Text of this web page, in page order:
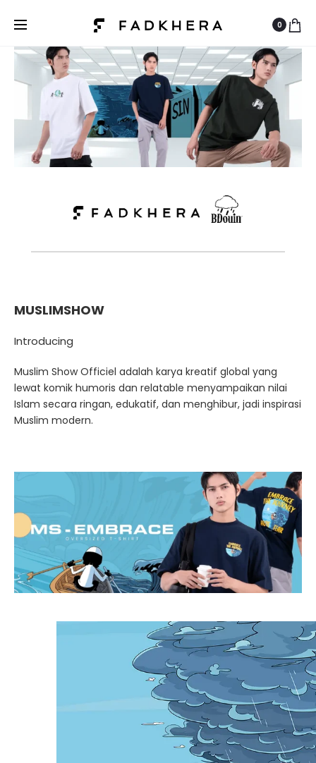
0
MUSLIMSHOW
Introducing
Muslim Show Officiel adalah karya kreatif global yang
lewat komik humoris dan relatable menyampaikan nilai
Islam secara ringan, edukatif, dan menghibur, jadi inspirasi
Muslim modern.